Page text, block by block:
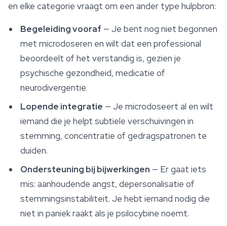
en elke categorie vraagt om een ander type hulpbron:
Begeleiding vooraf — Je bent nog niet begonnen
met microdoseren en wilt dat een professional
beoordeelt of het verstandig is, gezien je
psychische gezondheid, medicatie of
neurodivergentie.
Lopende integratie — Je microdoseert al en wilt
iemand die je helpt subtiele verschuivingen in
stemming, concentratie of gedragspatronen te
duiden.
Ondersteuning bij bijwerkingen — Er gaat iets
mis: aanhoudende angst, depersonalisatie of
stemmingsinstabiliteit. Je hebt iemand nodig die
niet in paniek raakt als je psilocybine noemt.